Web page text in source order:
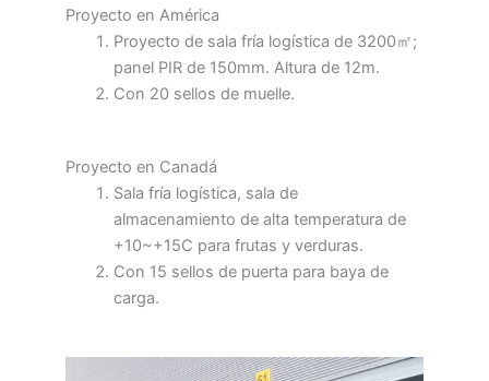
Proyecto en América
Proyecto de sala fría logística de 3200㎡;
panel PIR de 150mm. Altura de 12m.
Con 20 sellos de muelle.
Proyecto en Canadá
Sala fría logística, sala de
almacenamiento de alta temperatura de
+10~+15C para frutas y verduras.
Con 15 sellos de puerta para baya de
carga.